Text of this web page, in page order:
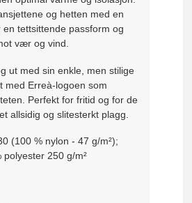
og hetten med en
en tettsittende passform og
vær og vind.
ut med sin enkle, men stilige
med Erreà-logoen som
Perfekt for fritid og for de
allsidig og slitesterkt plagg.
(100 % nylon - 47 g/m²);
polyester 250 g/m²